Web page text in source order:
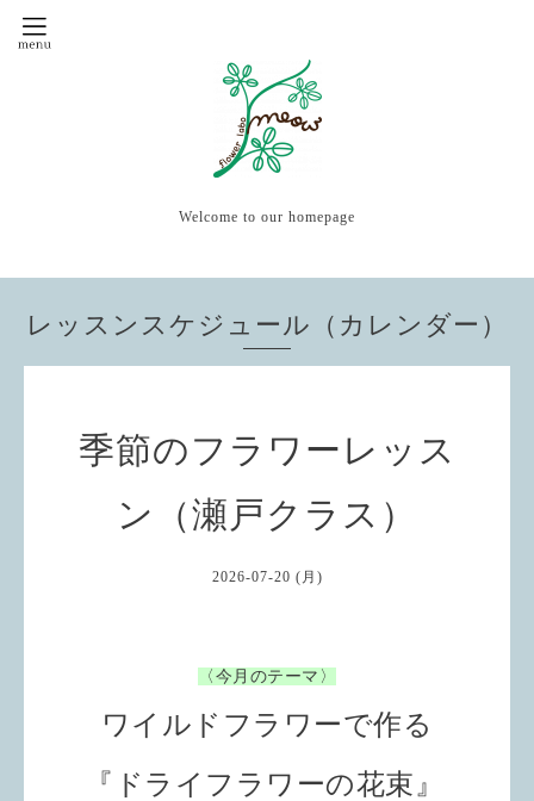
Welcome to our homepage
レッスンスケジュール（カレンダー）
季節のフラワーレッス
ン（瀬戸クラス）
2026-07-20 (月)
〈今月のテーマ〉
ワイルドフラワーで作る
『ドライフラワーの花束 』